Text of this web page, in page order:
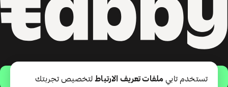
حمّل التطبيق تستخدم تابي ملفات تعريف الارتباطلتخصيص تجربتك